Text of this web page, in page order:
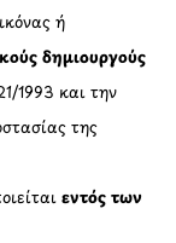
ή
δημιουργούς
1993 και την
της
εντός των